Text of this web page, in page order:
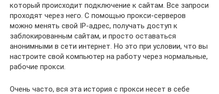
который происходит подключение к сайтам. Все запроси
проходят через него. С помощью прокси-серверов
можно менять свой IP-адрес, получать доступ к
заблокированным сайтам, и просто оставаться
анонимными в сети интернет. Но это при условии, что вы
настроите свой компьютер на работу через нормальные,
рабочие прокси.
Очень часто, вся эта история с прокси несет в себе